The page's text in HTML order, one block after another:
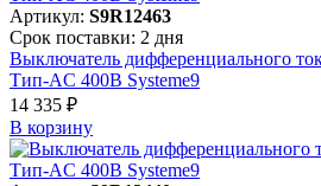
Артикул: S9R12463
Срок поставки: 2 дня
Выключатель дифференциального
Тип-AC 400В Systeme9
14 335 ₽
В корзинy